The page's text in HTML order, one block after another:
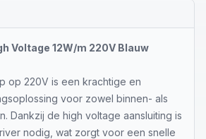
Voltage 12W/m 220V Blauw
op 220V is een krachtige en
voor zowel binnen- als
Dankzij de high voltage aansluiting is
nodig, wat zorgt voor een snelle